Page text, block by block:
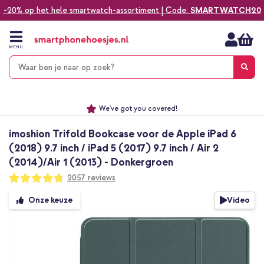
-20% op het hele smartwatch-assortiment | Code: SMARTWATCH20
naar
inhoud
MENU
Alles voor jouw telefoon, tablet, smartwatch of laptop
We've got you covered!
imoshion Trifold Bookcase voor de Apple iPad 6
(2018) 9.7 inch / iPad 5 (2017) 9.7 inch / Air 2
(2014)/Air 1 (2013) - Donkergroen
Waardering:
95
100
2057 reviews
naar
Onze keuze Video